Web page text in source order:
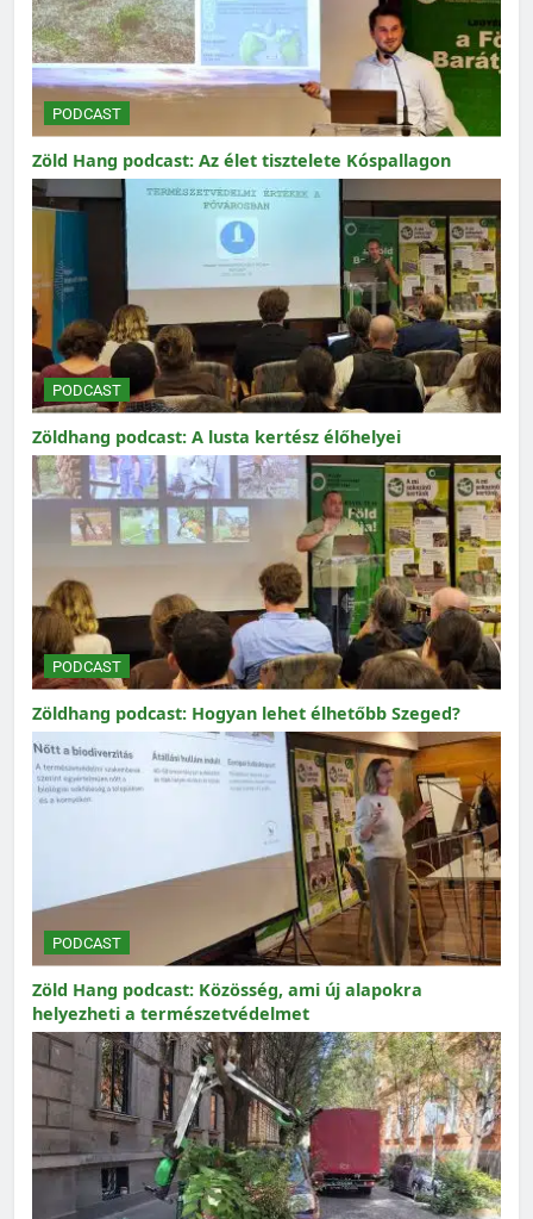
PODCAST
Zöld Hang podcast: Az élet tisztelete Kóspallagon
PODCAST
Zöldhang podcast: A lusta kertész élőhelyei
PODCAST
Zöldhang podcast: Hogyan lehet élhetőbb Szeged?
PODCAST
Zöld Hang podcast: Közösség, ami új alapokra
helyezheti a természetvédelmet